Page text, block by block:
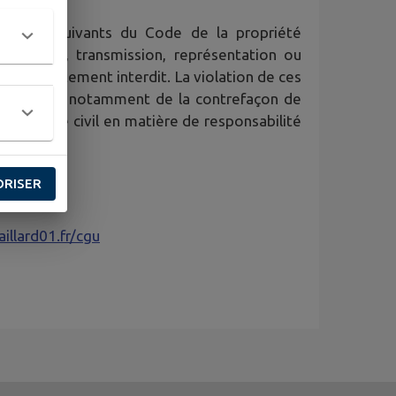
1 et suivants du Code de la propriété
transmission, représentation ou
est strictement interdit. La violation de ces
au titre notamment de la contrefaçon de
le Code civil en matière de responsabilité
cgu